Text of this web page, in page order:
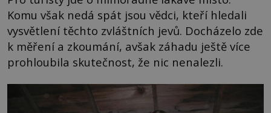
Komu však nedá spát jsou vědci, kteří hledali
vysvětlení těchto zvláštních jevů. Docházelo zde
k měření a zkoumání, avšak záhadu ještě více
prohloubila skutečnost, že nic nenalezli.